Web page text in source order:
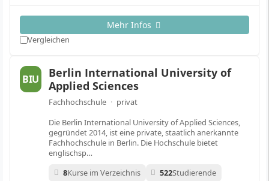
Mehr Infos
Vergleichen
BIU
Berlin International University of
Applied Sciences
Fachhochschule · privat
Die Berlin International University of Applied Sciences,
gegründet 2014, ist eine private, staatlich anerkannte
Fachhochschule in Berlin. Die Hochschule bietet
englischsp…
8Kurse im Verzeichnis 522Studierende